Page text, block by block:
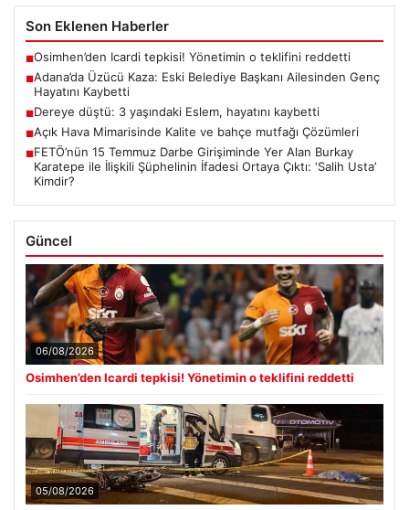
Son Eklenen Haberler
■Osimhen’den Icardi tepkisi! Yönetimin o teklifini reddetti
■Adana’da Üzücü Kaza: Eski Belediye Başkanı Ailesinden Genç
Hayatını Kaybetti
■Dereye düştü: 3 yaşındaki Eslem, hayatını kaybetti
■Açık Hava Mimarisinde Kalite ve bahçe mutfağı Çözümleri
■FETÖ’nün 15 Temmuz Darbe Girişiminde Yer Alan Burkay
Karatepe ile İlişkili Şüphelinin İfadesi Ortaya Çıktı: ‘Salih Usta’
Kimdir?
Güncel
06/08/2026
Osimhen’den Icardi tepkisi! Yönetimin o teklifini reddetti
05/08/2026